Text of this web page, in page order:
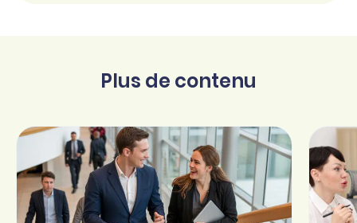
Plus de contenu